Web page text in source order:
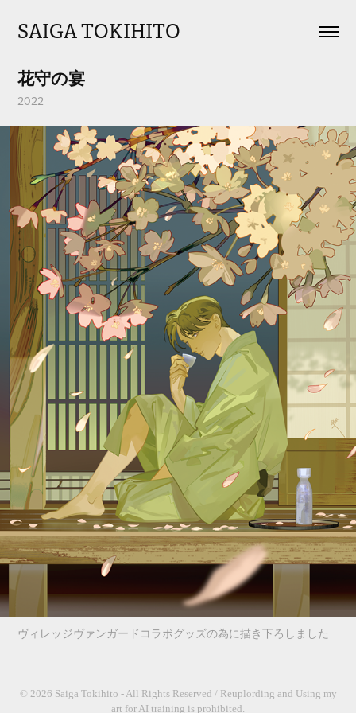
SAIGA TOKIHITO
花守の宴
2022
ヴィレッジヴァンガードコラボグッズの為に描き下ろしました
© 2026 Saiga Tokihito - All Rights Reserved / Reuplording and Using my
art for AI training is prohibited.